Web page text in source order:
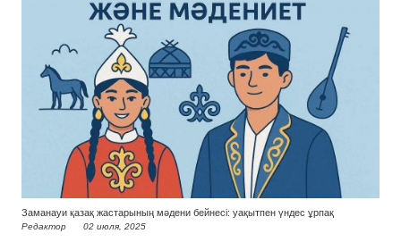
Заманауи қазақ жастарының мәдени бейнесі: уақытпен үндес ұрпақ
Редактор 02 июля, 2025